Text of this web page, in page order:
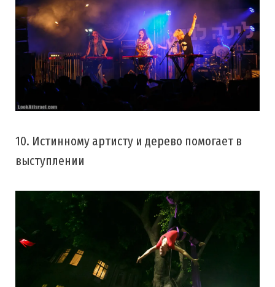
10. Истинному артисту и дерево помогает в
выступлении